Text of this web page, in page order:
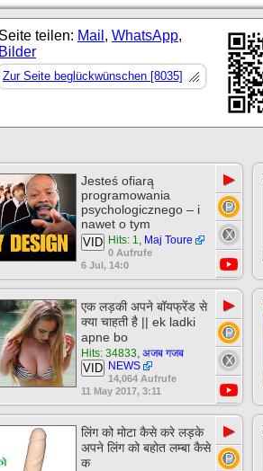
Seite teilen: Mail , WhatsApp,
Bilder
Zur Seite beglückwünschen [8035]
Jesteś ofiarą
programowania
psychologicznego – i
nawet o tym
Hits: 1, Maj Toure
VID
0 Aufrufe
6 Jul, 14:0
▶
एक लड़की अपने बॉयफ्रेंड से
क्या चाहती है || ek ladki
apne bo
Hits: 34833, अजब गजब
NEWS
VID
14,064 Aufrufe
11 May 2017, 3:11
▶
लिंग को मोटा कैसे करे लड़के
अपने लिंग को बहोत लम्बा कैसे
क
▶